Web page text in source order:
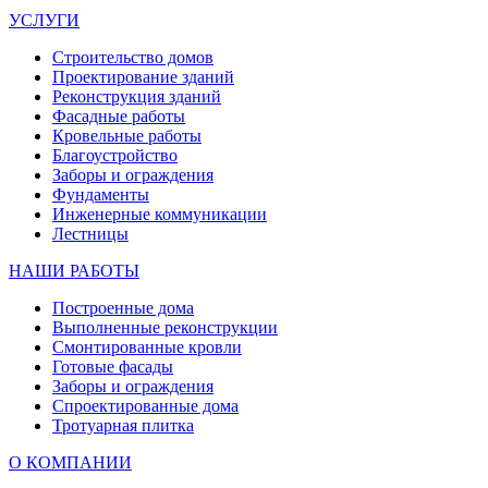
УСЛУГИ
Строительство домов
Проектирование зданий
Реконструкция зданий
Фасадные работы
Кровельные работы
Благоустройство
Заборы и ограждения
Фундаменты
Инженерные коммуникации
Лестницы
НАШИ РАБОТЫ
Построенные дома
Выполненные реконструкции
Смонтированные кровли
Готовые фасады
Заборы и ограждения
Спроектированные дома
Тротуарная плитка
О КОМПАНИИ